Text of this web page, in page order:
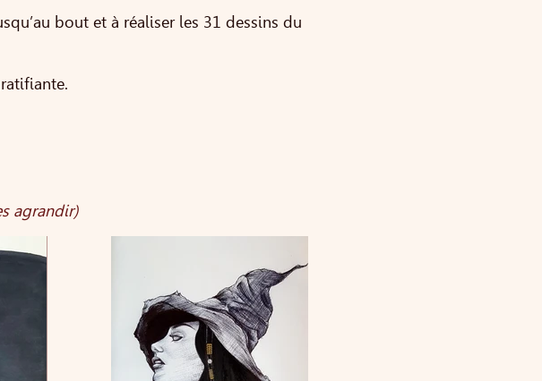
bout et à réaliser les 31 dessins du
agrandir)